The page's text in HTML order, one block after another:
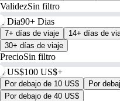
ValidezSin filtro
1 Dia90+ Dias
7+ días de viaje 14+ días de
30+ días de viaje
PrecioSin filtro
0 US$100 US$+
Por debajo de 10 US$ Por
Por debajo de 40 US$